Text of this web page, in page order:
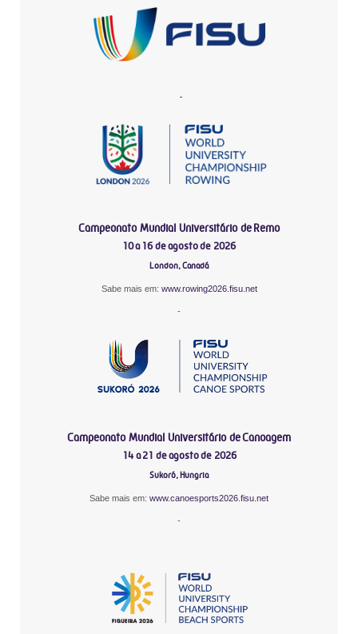
-
Campeonato Mundial Universitário de Remo
10 a 16 de agosto de 2026
London, Canadá
Sabe mais em: www.rowing2026.fisu.net
-
Campeonato Mundial Universitário de Canoagem
14 a 21 de agosto de 2026
Sukoró, Hungria
Sabe mais em: www.canoesports2026.fisu.net
-